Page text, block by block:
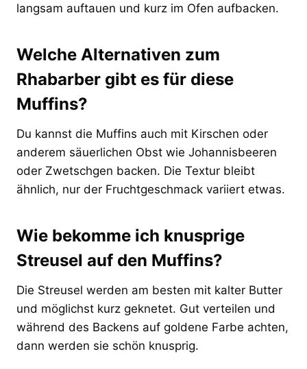
langsam auftauen und kurz im Ofen aufbacken.
Welche Alternativen zum
Rhabarber gibt es für diese
Muffins?
Du kannst die Muffins auch mit Kirschen oder
anderem säuerlichen Obst wie Johannisbeeren
oder Zwetschgen backen. Die Textur bleibt
ähnlich, nur der Fruchtgeschmack variiert etwas.
Wie bekomme ich knusprige
Streusel auf den Muffins?
Die Streusel werden am besten mit kalter Butter
und möglichst kurz geknetet. Gut verteilen und
während des Backens auf goldene Farbe achten,
dann werden sie schön knusprig.